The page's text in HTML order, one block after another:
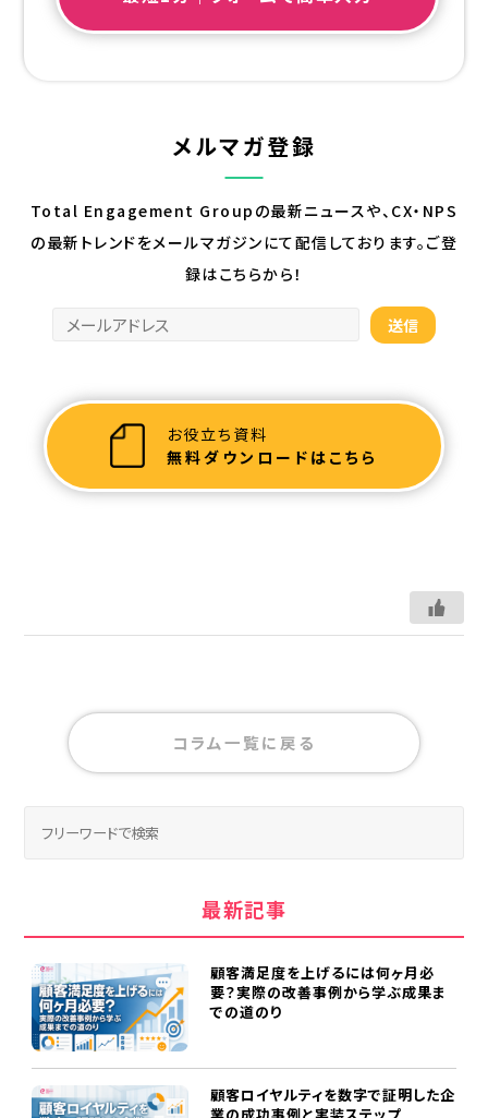
メルマガ登録
Total Engagement Groupの最新ニュースや、CX・NPS
の最新トレンドをメールマガジンにて配信しております。ご登
録はこちらから！
お役立ち資料
無料ダウンロードはこちら
コラム一覧に戻る
最新記事
顧客満足度を上げるには何ヶ月必
要？実際の改善事例から学ぶ成果ま
での道のり
顧客ロイヤルティを数字で証明した企